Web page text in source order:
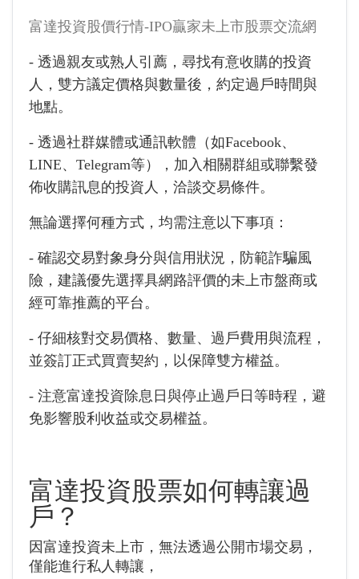
富達投資股價行情-IPO贏家未上市股票交流網
- 透過親友或熟人引薦，尋找有意收購的投資
人，雙方議定價格與數量後，約定過戶時間與
地點。
- 透過社群媒體或通訊軟體（如Facebook、
LINE、Telegram等），加入相關群組或聯繫發
佈收購訊息的投資人，洽談交易條件。
無論選擇何種方式，均需注意以下事項：
- 確認交易對象身分與信用狀況，防範詐騙風
險，建議優先選擇具網路評價的未上市盤商或
經可靠推薦的平台。
- 仔細核對交易價格、數量、過戶費用與流程，
並簽訂正式買賣契約，以保障雙方權益。
- 注意富達投資除息日與停止過戶日等時程，避
免影響股利收益或交易權益。
富達投資股票如何轉讓過
戶？
因富達投資未上市，無法透過公開市場交易，
僅能進行私人轉讓，